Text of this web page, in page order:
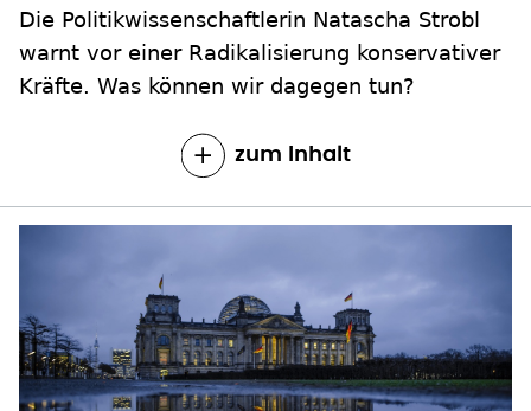
Die Politikwissenschaftlerin Natascha Strobl
warnt vor einer Radikalisierung konservativer
Kräfte. Was können wir dagegen tun?
zum Inhalt